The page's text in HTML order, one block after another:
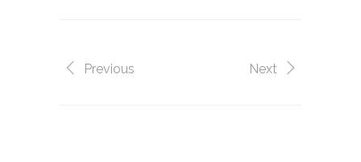
Previous Next